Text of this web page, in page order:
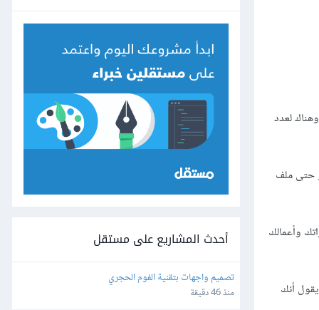
لعدد
حتى ملف
وأعمالك
أنك
أحدث المشاريع على مستقل
تصميم واجهات بتقنية الفوم الحجري
منذ 46 دقيقة